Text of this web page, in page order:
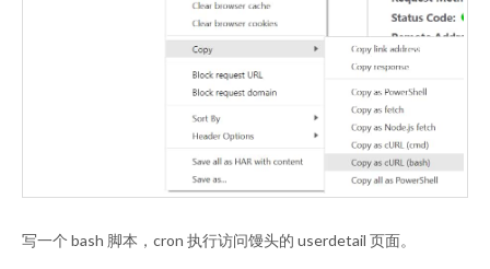
写一个 bash 脚本，cron 执行访问馒头的 userdetail 页面。